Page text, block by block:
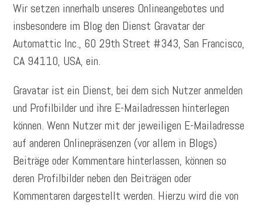
Wir setzen innerhalb unseres Onlineangebotes und
insbesondere im Blog den Dienst Gravatar der
Automattic Inc., 60 29th Street #343, San Francisco,
CA 94110, USA, ein.
Gravatar ist ein Dienst, bei dem sich Nutzer anmelden
und Profilbilder und ihre E-Mailadressen hinterlegen
können. Wenn Nutzer mit der jeweiligen E-Mailadresse
auf anderen Onlinepräsenzen (vor allem in Blogs)
Beiträge oder Kommentare hinterlassen, können so
deren Profilbilder neben den Beiträgen oder
Kommentaren dargestellt werden. Hierzu wird die von